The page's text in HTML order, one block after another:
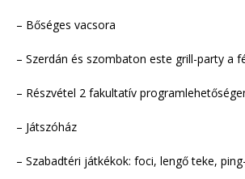
– Bőséges vacsora
– Szerdán és szombaton este grill-party a
– Részvétel 2 fakultatív
– Játszóház
– Szabadtéri játkékok: foci, lengő teke,